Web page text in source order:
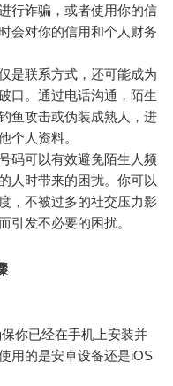
行诈骗，或者使用你的信
会对你的信用和个人财务
是联系方式，还可能成为
口。通过电话沟通，陌生
鱼攻击或伪装成熟人，进
个人资料。
码可以有效避免陌生人频
人时带来的困扰。你可以
，不被过多的社交压力影
引发不必要的困扰。
保你已经在手机上安装并
用的是安卓设备还是iOS